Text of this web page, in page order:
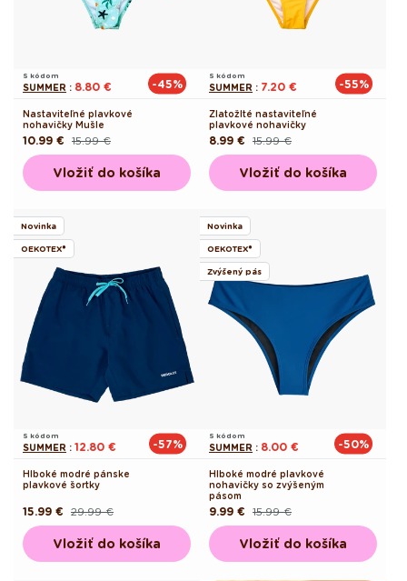
S kódom
SUMMER : 8.80 € -45%
Nastaviteľné plavkové
nohavičky Mušle
Pôvodná
cena
15.99 €
Akciová
cena
10.99 €
Vložiť do košíka
S kódom
SUMMER : 7.20 € -55%
Zlatožlté nastaviteľné
plavkové nohavičky
Pôvodná
cena
15.99 €
Akciová
cena
8.99 €
Vložiť do košíka
Novinka
OEKOTEX®
S kódom
SUMMER : 12.80 € -57%
Hlboké modré pánske
plavkové šortky
Pôvodná
cena
29.99 €
Akciová
cena
15.99 €
Vložiť do košíka
Novinka
OEKOTEX®
Zvýšený pás
S kódom
SUMMER : 8.00 € -50%
Hlboké modré plavkové
nohavičky so zvýšeným
pásom
Pôvodná
cena
15.99 €
Akciová
cena
9.99 €
Vložiť do košíka